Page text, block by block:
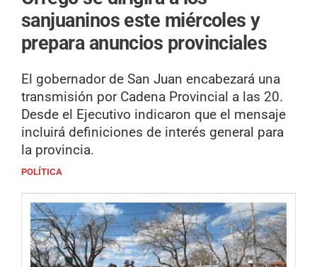
sanjuaninos este miércoles y
prepara anuncios provinciales
El gobernador de San Juan encabezará una
transmisión por Cadena Provincial a las 20.
Desde el Ejecutivo indicaron que el mensaje
incluirá definiciones de interés general para
la provincia.
POLÍTICA